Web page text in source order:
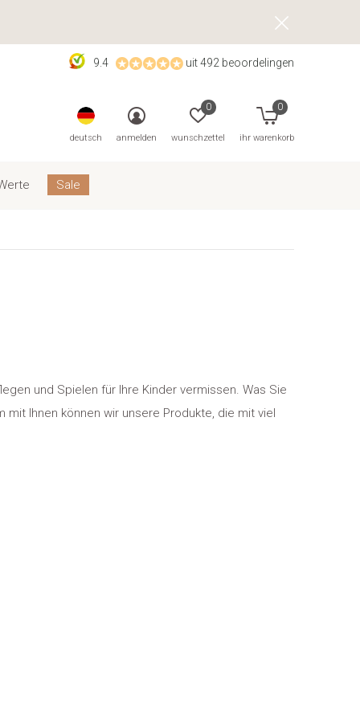
Sale
deutsch anmelden wunschzettel
0
ihr warenkorb
0
9.4 uit 492 beoordelingen
und Spielen für Ihre Kinder vermissen. Was Sie
Ihnen können wir unsere Produkte, die mit viel